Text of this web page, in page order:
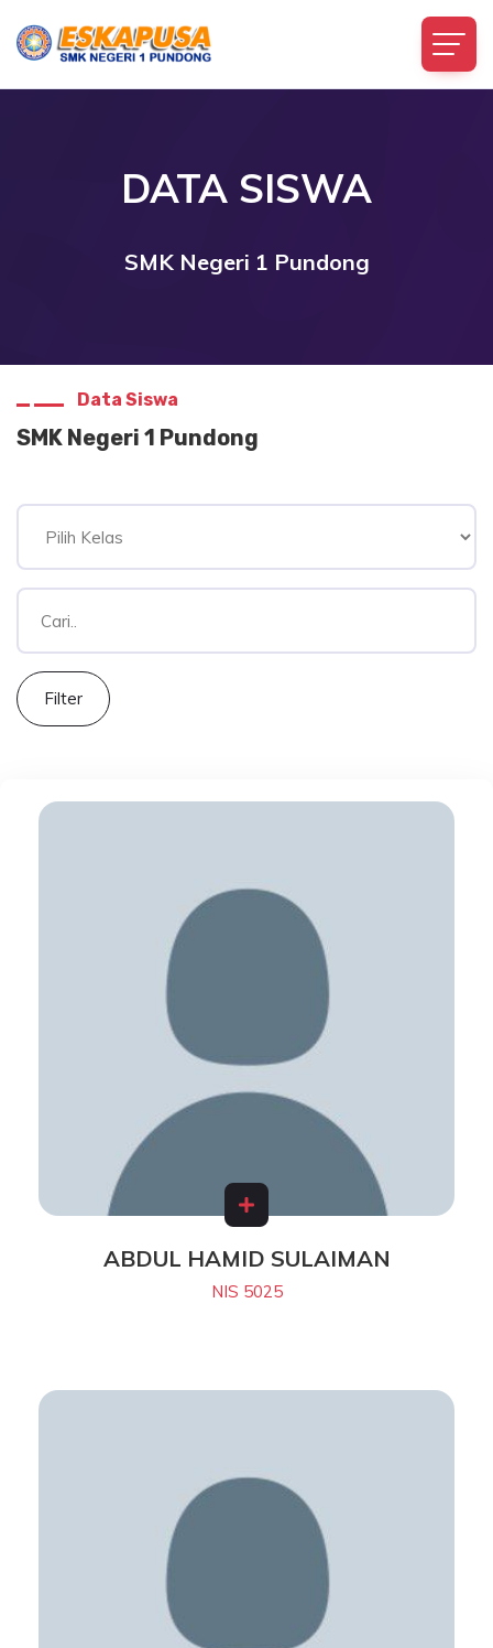
DATA SISWA
SMK Negeri 1 Pundong
Data Siswa
SMK Negeri 1 Pundong
Filter
ABDUL HAMID SULAIMAN
NIS 5025